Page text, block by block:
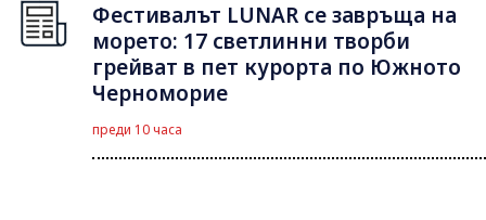
Фестивалът LUNAR се завръща на
морето: 17 светлинни творби
грейват в пет курорта по Южното
Черноморие
преди 10 часа